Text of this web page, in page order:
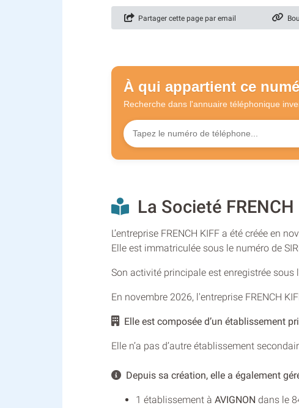
Partager cette page par email
À qui appartient ce
Recherche dans l'annuaire téléphonique
La Societé
L’entreprise FRENCH KIFF a été créée en
Elle est immatriculée sous le numéro de
Son activité principale est enregistrée sous
En novembre 2026, l'entreprise FRENCH
Elle est composée d’un établissement
Elle n’a pas d’autre établissement
Depuis sa création, elle a également
1 établissement à AVIGNON dans le